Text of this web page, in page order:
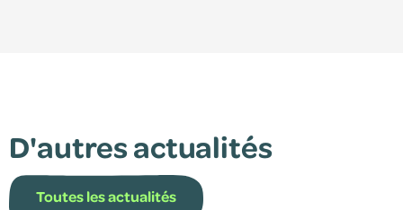
D'autres actualités
Toutes les actualités